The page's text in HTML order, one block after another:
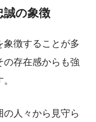
誠の象徴
象徴することが多
の存在感からも強
人々から見守ら